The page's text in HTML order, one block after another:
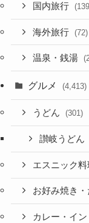
国内旅行
海外旅行 (72)
温泉・銭湯
グルメ (4,413)
うどん (301)
讃岐うどん
エスニック料
お好み焼き・
カレー・イ